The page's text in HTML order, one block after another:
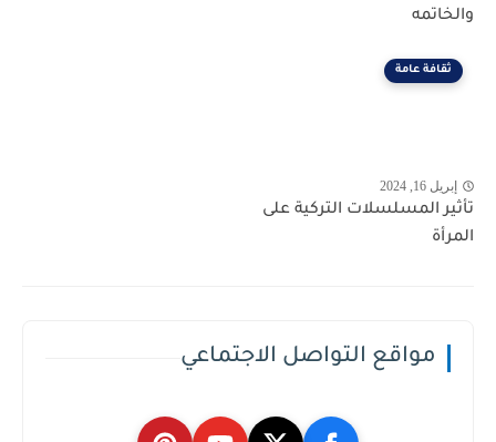
والخاتمه
ثقافة عامة
إبريل 16, 2024
تأثير المسلسلات التركية على
المرأة
مواقع التواصل الاجتماعي